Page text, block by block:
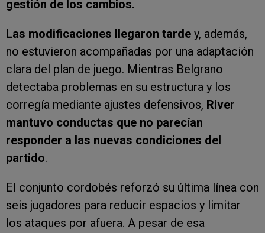
gestión de los cambios.
Las modificaciones llegaron tarde y, además,
no estuvieron acompañadas por una adaptación
clara del plan de juego. Mientras Belgrano
detectaba problemas en su estructura y los
corregía mediante ajustes defensivos, River
mantuvo conductas que no parecían
responder a las nuevas condiciones del
partido.
El conjunto cordobés reforzó su última línea con
seis jugadores para reducir espacios y limitar
los ataques por afuera. A pesar de esa